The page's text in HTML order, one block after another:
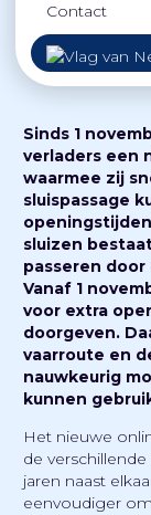
Contact
‘bediening op
Sinds 1
verladers een
waarmee zij
sluispassage
sluizen
passeren door
Vanaf 1
voor extra
doorgeven.
vaarroute en
nauwkeurig
kunnen
Het nieuwe
de
jaren naast
eenvoudiger